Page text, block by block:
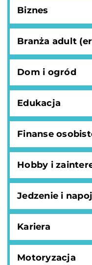
Biznes
Branża adult
Dom i ogród
Edukacja
Finanse
Hobby i
Jedzenie i
Kariera
Motoryzacja